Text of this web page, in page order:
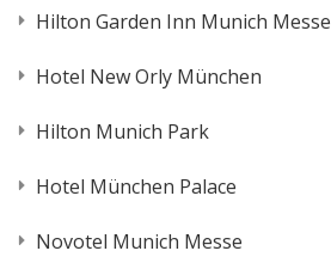
Hilton Garden Inn Munich Messe
Hotel New Orly München
Hilton Munich Park
Hotel München Palace
Novotel Munich Messe